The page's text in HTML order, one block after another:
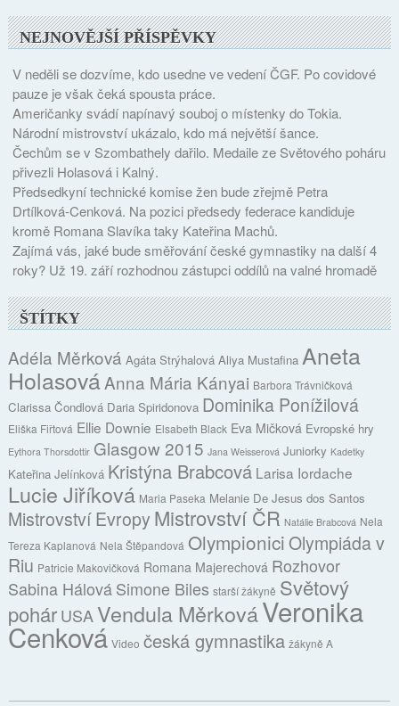
NEJNOVĚJŠÍ PŘÍSPĚVKY
V neděli se dozvíme, kdo usedne ve vedení ČGF. Po covidové
pauze je však čeká spousta práce.
Američanky svádí napínavý souboj o místenky do Tokia.
Národní mistrovství ukázalo, kdo má největší šance.
Čechům se v Szombathely dařilo. Medaile ze Světového poháru
přivezli Holasová i Kalný.
Předsedkyní technické komise žen bude zřejmě Petra
Drtílková-Cenková. Na pozici předsedy federace kandiduje
kromě Romana Slavíka taky Kateřina Machů.
Zajímá vás, jaké bude směřování české gymnastiky na další 4
roky? Už 19. září rozhodnou zástupci oddílů na valné hromadě
ŠTÍTKY
Adéla Měrková Agáta Strýhalová Aliya Mustafina Aneta
HolasováAnna Mária Kányai Barbora Trávničková
Clarissa Čondlová Daria Spiridonova Dominika Ponížilová
Eliška Fiřtová Ellie Downie Elsabeth Black Eva Mičková Evropské hry
Eythora Thorsdottir Glasgow 2015 Jana Weisserová Juniorky Kadetky
Kateřina Jelínková Kristýna Brabcová Larisa Iordache
Lucie Jiříková Maria Paseka Melanie De Jesus dos Santos
Mistrovství Evropy Mistrovství ČR Natálie Brabcová Nela
Tereza Kaplanová Nela Štěpandová OlympioniciOlympiáda v
Riu Patricie Makovičková Romana Majerechová Rozhovor
Sabina HálováSimone Biles starší žákyně Světový
pohárUSA Vendula MěrkováVeronika
Cenková Video česká gymnastika žákyně A